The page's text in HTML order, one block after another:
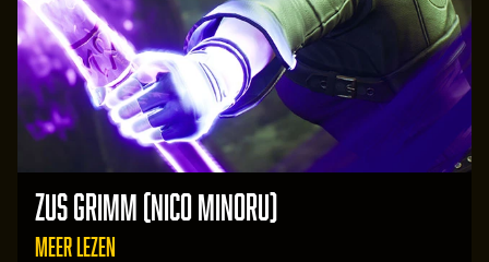
ZUS GRIMM (NICO MINORU)
MEER LEZEN